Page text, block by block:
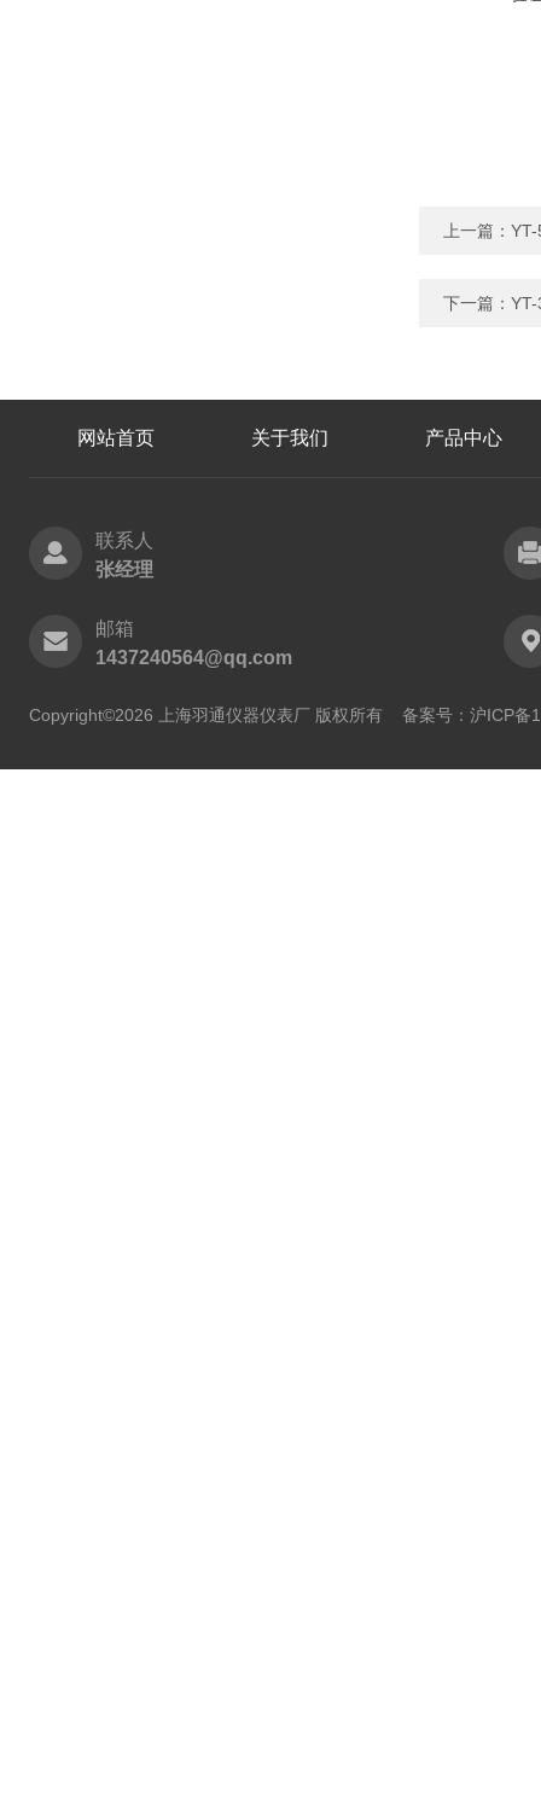
上一篇：
下一篇：
网站首页 关于我们 产品中心
联系人
张经理
邮箱
1437240564@qq.com
Copyright©2026 上海羽通仪器仪表厂 版权所有 备案号：沪ICP备